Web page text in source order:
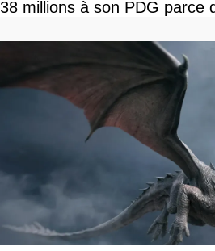
38 millions à son PDG parce